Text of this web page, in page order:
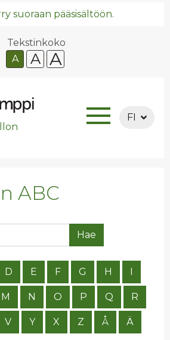
suoraan pääsisältöön.
Tekstinkoko
A
A A
FI
ABC
Hae
D E F G H I
M N O P Q R
V Y X Z Å Ä